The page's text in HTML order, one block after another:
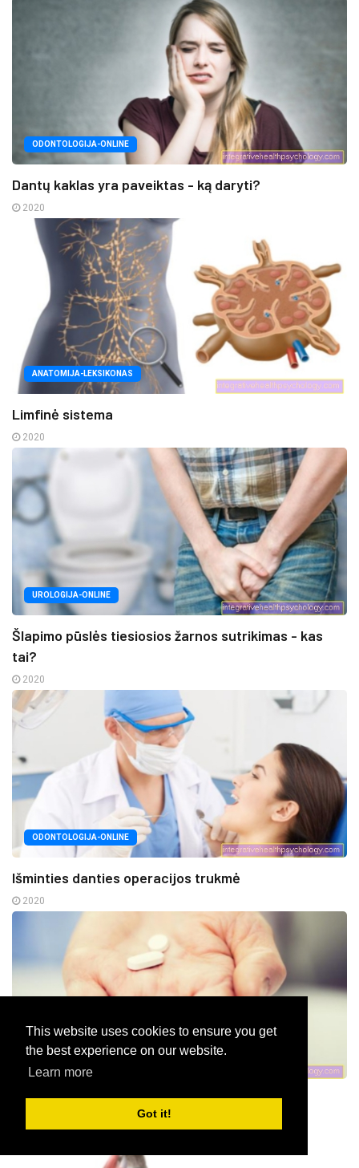
This website uses cookies to ensure you get
the best experience on our website.
Learn more
Got it!
ODONTOLOGIJA-ONLINE
Dantų kaklas yra paveiktas - ką daryti?
2020
ANATOMIJA-LEKSIKONAS
Limfinė sistema
2020
UROLOGIJA-ONLINE
Šlapimo pūslės tiesiosios žarnos sutrikimas - kas
tai?
2020
ODONTOLOGIJA-ONLINE
Išminties danties operacijos trukmė
2020
Biologija